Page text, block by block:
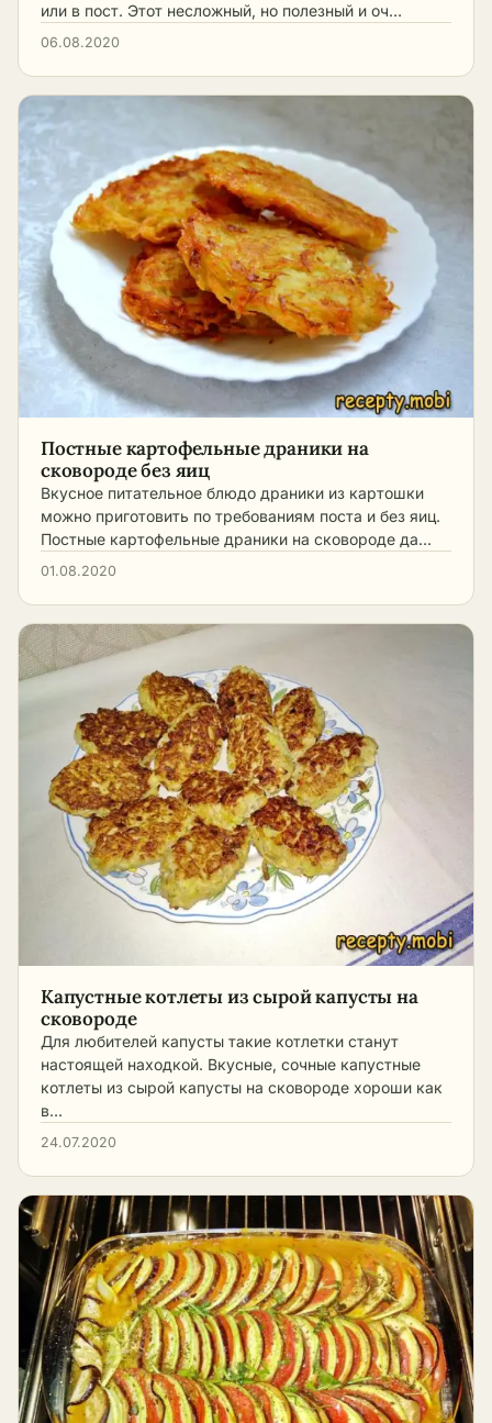
или в пост. Этот несложный, но полезный и оч…
06.08.2020
Постные картофельные драники на
сковороде без яиц
Вкусное питательное блюдо драники из картошки
можно приготовить по требованиям поста и без яиц.
Постные картофельные драники на сковороде да…
01.08.2020
Капустные котлеты из сырой капусты на
сковороде
Для любителей капусты такие котлетки станут
настоящей находкой. Вкусные, сочные капустные
котлеты из сырой капусты на сковороде хороши как
в…
24.07.2020